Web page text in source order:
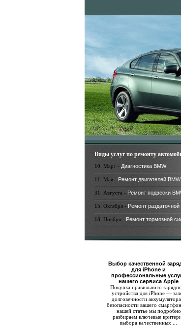
Виды услуг по ремонту
10. Март - Диагностика BMW
11. Мая - Ремонт двигателей BMW
31. Августа - Ремонт подвески
15. Октября - Ремонт раздаточной
18. Ноября - Ремонт тормозной
Выбор качественной
для iPhone и
профессиональные
нашего сервиса Apple
Покупка правильного
устройства для iPhone —
долговечности
безопасности вашего
нашей статье мы подробно
разбираем ключевые
выбора качественных ...